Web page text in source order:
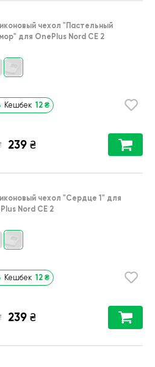
чехол "Пастельный
для OnePlus Nord CE 2
Кешбек 12 ₴
239 ₴
чехол "Сердце 1" для
Nord CE 2
Кешбек 12 ₴
239 ₴